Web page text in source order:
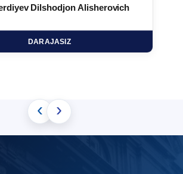
Dilshodjon Alisherovich
DARAJASIZ
‹ ›